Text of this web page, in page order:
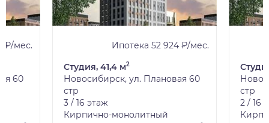
₽/мес.
60
Ипотека 52 924 ₽/мес.
Студия, 41,4 м2
Новосибирск, ул. Плановая 60
стр
3 / 16 этаж
Кирпично-монолитный
стр
2 / 16